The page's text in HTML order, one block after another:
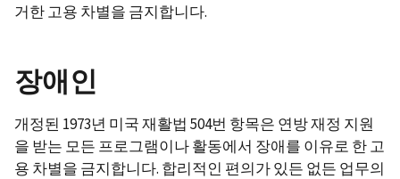
거한 고용 차별을 금지합니다.
장애인
개정된 1973년 미국 재활법 504번 항목은 연방 재정 지원
을 받는 모든 프로그램이나 활동에서 장애를 이유로 한 고
용 차별을 금지합니다. 합리적인 편의가 있든 없든 업무의